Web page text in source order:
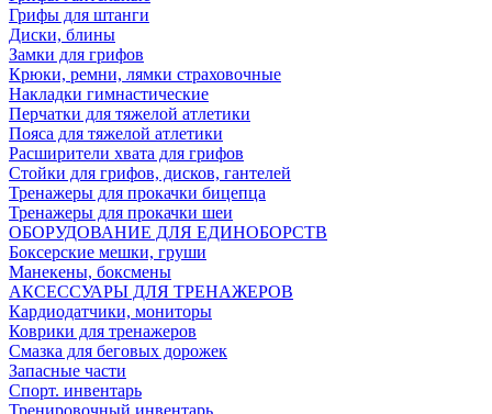
Грифы для штанги
Диски, блины
Замки для грифов
Крюки, ремни, лямки страховочные
Накладки гимнастические
Перчатки для тяжелой атлетики
Пояса для тяжелой атлетики
Расширители хвата для грифов
Стойки для грифов, дисков, гантелей
Тренажеры для прокачки бицепца
Тренажеры для прокачки шеи
ОБОРУДОВАНИЕ ДЛЯ ЕДИНОБОРСТВ
Боксерские мешки, груши
Манекены, боксмены
АКСЕССУАРЫ ДЛЯ ТРЕНАЖЕРОВ
Кардиодатчики, мониторы
Коврики для тренажеров
Смазка для беговых дорожек
Запасные части
Спорт. инвентарь
Тренировочный инвентарь